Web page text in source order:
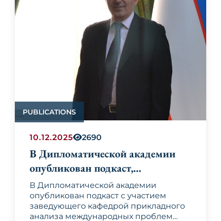
участие в Генеральной ассамблее
Международной автомобильной
федерации и церемонии
награждения победителей
чемпионатов, проводимых под эгидой
PUBLICATIONS
10.12.2025 2690
В Дипломатической академии
опубликован подкаст,
посвящённый вопросам
Ближнего Востока
В Дипломатической академии
опубликован подкаст с участием
заведующего кафедрой прикладного
анализа международных проблем